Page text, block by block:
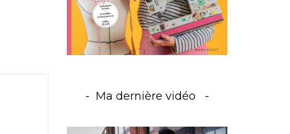
Ma dernière vidéo